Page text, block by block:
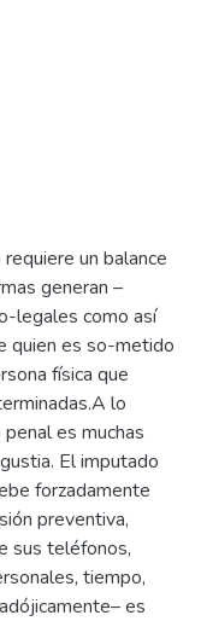
un balance
generan –
legales como así
quien es so-metido
física que
lo
es muchas
El imputado
forzadamente
preventiva,
sus teléfonos,
tiempo,
es